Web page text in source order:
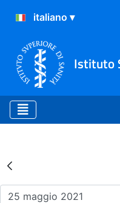
Istituto
Risultati